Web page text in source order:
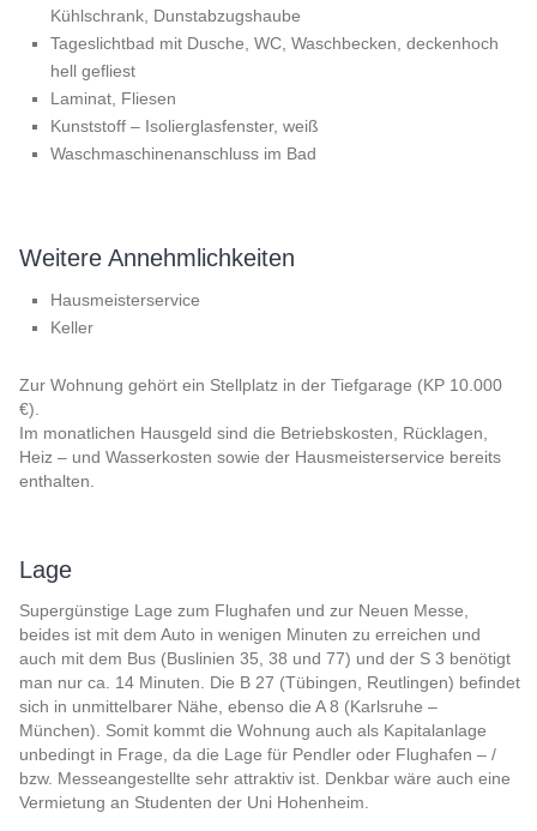
Kühlschrank, Dunstabzugshaube
Tageslichtbad mit Dusche, WC, Waschbecken, deckenhoch
hell gefliest
Laminat, Fliesen
Kunststoff – Isolierglasfenster, weiß
Waschmaschinenanschluss im Bad
Weitere Annehmlichkeiten
Hausmeisterservice
Keller
Zur Wohnung gehört ein Stellplatz in der Tiefgarage (KP 10.000
€).
Im monatlichen Hausgeld sind die Betriebskosten, Rücklagen,
Heiz – und Wasserkosten sowie der Hausmeisterservice bereits
enthalten.
Lage
Supergünstige Lage zum Flughafen und zur Neuen Messe,
beides ist mit dem Auto in wenigen Minuten zu erreichen und
auch mit dem Bus (Buslinien 35, 38 und 77) und der S 3 benötigt
man nur ca. 14 Minuten. Die B 27 (Tübingen, Reutlingen) befindet
sich in unmittelbarer Nähe, ebenso die A 8 (Karlsruhe –
München). Somit kommt die Wohnung auch als Kapitalanlage
unbedingt in Frage, da die Lage für Pendler oder Flughafen – /
bzw. Messeangestellte sehr attraktiv ist. Denkbar wäre auch eine
Vermietung an Studenten der Uni Hohenheim.